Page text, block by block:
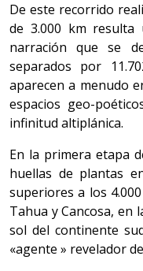
De este recorrido
de 3.000 km resulta
narración que se
separados por
aparecen a menudo
espacios geo-
infinitud altiplánica.
En la primera etapa
huellas de plantas
superiores a los
Tahua y Cancosa, en
sol del continente
«agente » revelador